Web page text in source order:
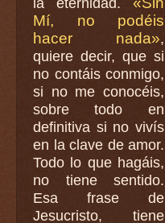
Mí, no podéis
hacer nada»,
quiere decir, que si
no contáis conmigo,
si no me conocéis,
sobre todo en
definitiva si no vivís
en la clave de amor.
Todo lo que hagáis,
no tiene sentido.
Esa frase de
Jesucristo, tiene